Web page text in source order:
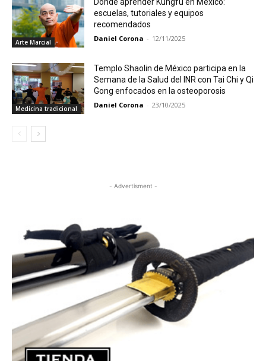
Arte Marcial
Dónde aprender Kungfu en México:
escuelas, tutoriales y equipos
recomendados
Daniel Corona - 12/11/2025
Medicina tradicional
Templo Shaolin de México participa en la
Semana de la Salud del INR con Tai Chi y Qi
Gong enfocados en la osteoporosis
Daniel Corona - 23/10/2025
- Advertisment -